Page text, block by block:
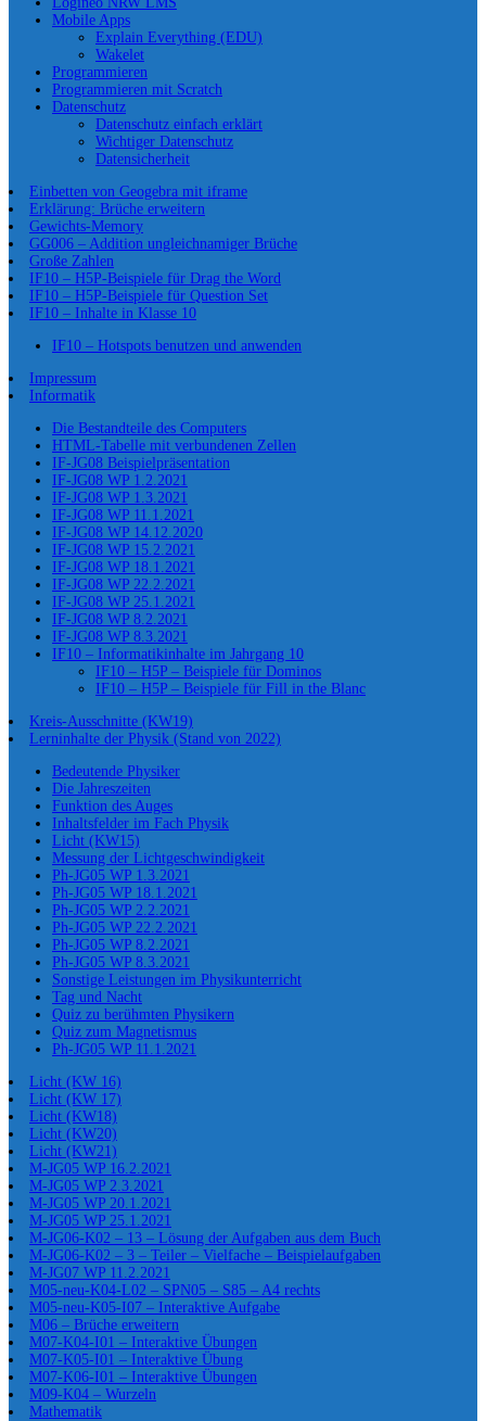
Mobile Apps
Explain Everything (EDU)
Wakelet
Programmieren
Programmieren mit Scratch
Datenschutz
Datenschutz einfach erklärt
Wichtiger Datenschutz
Datensicherheit
Einbetten von Geogebra mit iframe
Erklärung: Brüche erweitern
Gewichts-Memory
GG006 – Addition ungleichnamiger Brüche
Große Zahlen
IF10 – H5P-Beispiele für Drag the Word
IF10 – H5P-Beispiele für Question Set
IF10 – Inhalte in Klasse 10
IF10 – Hotspots benutzen und anwenden
Impressum
Informatik
Die Bestandteile des Computers
HTML-Tabelle mit verbundenen Zellen
IF-JG08 Beispielpräsentation
IF-JG08 WP 1.2.2021
IF-JG08 WP 1.3.2021
IF-JG08 WP 11.1.2021
IF-JG08 WP 14.12.2020
IF-JG08 WP 15.2.2021
IF-JG08 WP 18.1.2021
IF-JG08 WP 22.2.2021
IF-JG08 WP 25.1.2021
IF-JG08 WP 8.2.2021
IF-JG08 WP 8.3.2021
IF10 – Informatikinhalte im Jahrgang 10
IF10 – H5P – Beispiele für Dominos
IF10 – H5P – Beispiele für Fill in the Blanc
Kreis-Ausschnitte (KW19)
Lerninhalte der Physik (Stand von 2022)
Bedeutende Physiker
Die Jahreszeiten
Funktion des Auges
Inhaltsfelder im Fach Physik
Licht (KW15)
Messung der Lichtgeschwindigkeit
Ph-JG05 WP 1.3.2021
Ph-JG05 WP 18.1.2021
Ph-JG05 WP 2.2.2021
Ph-JG05 WP 22.2.2021
Ph-JG05 WP 8.2.2021
Ph-JG05 WP 8.3.2021
Sonstige Leistungen im Physikunterricht
Tag und Nacht
Quiz zu berühmten Physikern
Quiz zum Magnetismus
Ph-JG05 WP 11.1.2021
Licht (KW 16)
Licht (KW 17)
Licht (KW18)
Licht (KW20)
Licht (KW21)
M-JG05 WP 16.2.2021
M-JG05 WP 2.3.2021
M-JG05 WP 20.1.2021
M-JG05 WP 25.1.2021
M-JG06-K02 – 13 – Lösung der Aufgaben aus dem Buch
M-JG06-K02 – 3 – Teiler – Vielfache – Beispielaufgaben
M-JG07 WP 11.2.2021
M05-neu-K04-L02 – SPN05 – S85 – A4 rechts
M05-neu-K05-I07 – Interaktive Aufgabe
M06 – Brüche erweitern
M07-K04-I01 – Interaktive Übungen
M07-K05-I01 – Interaktive Übung
M07-K06-I01 – Interaktive Übungen
M09-K04 – Wurzeln
Mathematik